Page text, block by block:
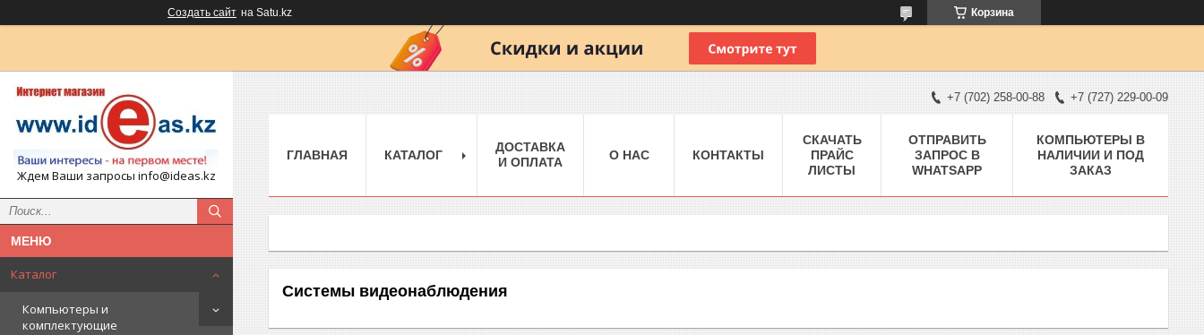
Создать сайт на Satu.kz Корзина
Ждем Ваши запросы info@ideas.kz
Каталог
Компьютеры и
комплектующие
+7 (702) 258-00-88 +7 (727) 229-00-09
ГЛАВНАЯ КАТАЛОГ
ДОСТАВКА
И ОПЛАТА
О НАС КОНТАКТЫ
СКАЧАТЬ
ПРАЙС
ЛИСТЫ
ОТПРАВИТЬ
ЗАПРОС В
WHATSAPP
КОМПЬЮТЕРЫ В
НАЛИЧИИ И ПОД
ЗАКАЗ
Системы видеонаблюдения